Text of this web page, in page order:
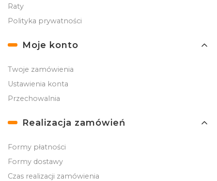
Raty
Polityka prywatności
Moje konto
Twoje zamówienia
Ustawienia konta
Przechowalnia
Realizacja zamówień
Formy płatności
Formy dostawy
Czas realizacji zamówienia